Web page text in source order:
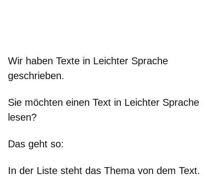
Wir haben Texte in Leichter Sprache
geschrieben.
Sie möchten einen Text in Leichter Sprache
lesen?
Das geht so:
In der Liste steht das Thema von dem Text.